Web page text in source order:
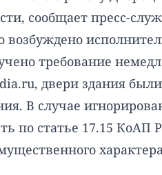
сообщает пресс-
требование
двери здания
В случае
по статье 17.15